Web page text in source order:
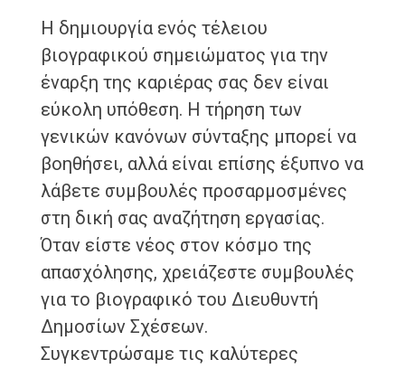
Η δημιουργία ενός τέλειου
βιογραφικού σημειώματος για την
έναρξη της καριέρας σας δεν είναι
εύκολη υπόθεση. Η τήρηση των
γενικών κανόνων σύνταξης μπορεί να
βοηθήσει, αλλά είναι επίσης έξυπνο να
λάβετε συμβουλές προσαρμοσμένες
στη δική σας αναζήτηση εργασίας.
Όταν είστε νέος στον κόσμο της
απασχόλησης, χρειάζεστε συμβουλές
για το βιογραφικό του Διευθυντή
Δημοσίων Σχέσεων.
Συγκεντρώσαμε τις καλύτερες